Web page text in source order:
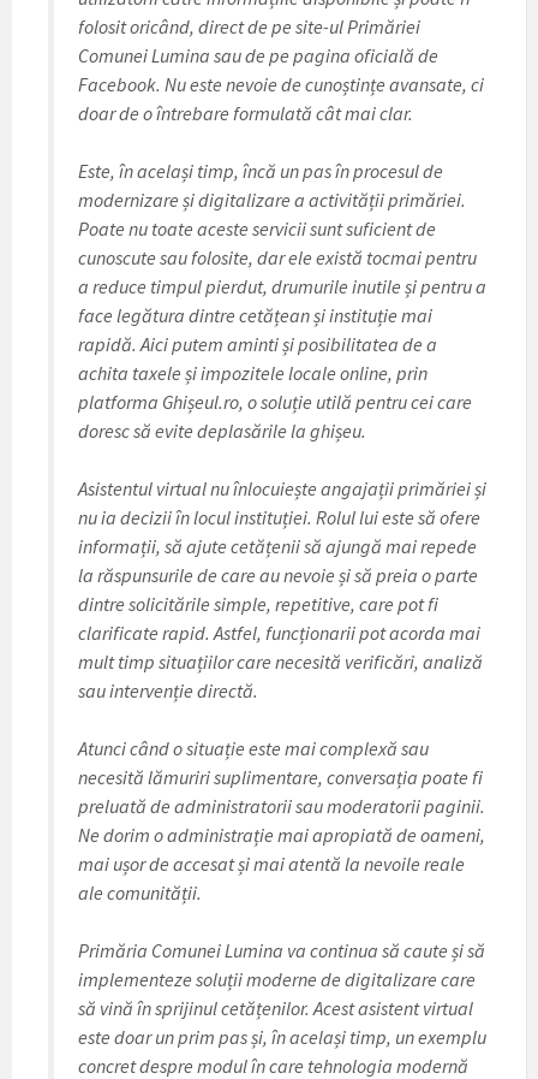
folosit oricând, direct de pe site-ul Primăriei
Comunei Lumina sau de pe pagina oficială de
Facebook. Nu este nevoie de cunoștințe avansate, ci
doar de o întrebare formulată cât mai clar.
Este, în același timp, încă un pas în procesul de
modernizare și digitalizare a activității primăriei.
Poate nu toate aceste servicii sunt suficient de
cunoscute sau folosite, dar ele există tocmai pentru
a reduce timpul pierdut, drumurile inutile și pentru a
face legătura dintre cetățean și instituție mai
rapidă. Aici putem aminti și posibilitatea de a
achita taxele și impozitele locale online, prin
platforma Ghișeul.ro, o soluție utilă pentru cei care
doresc să evite deplasările la ghișeu.
Asistentul virtual nu înlocuiește angajații primăriei și
nu ia decizii în locul instituției. Rolul lui este să ofere
informații, să ajute cetățenii să ajungă mai repede
la răspunsurile de care au nevoie și să preia o parte
dintre solicitările simple, repetitive, care pot fi
clarificate rapid. Astfel, funcționarii pot acorda mai
mult timp situațiilor care necesită verificări, analiză
sau intervenție directă.
Atunci când o situație este mai complexă sau
necesită lămuriri suplimentare, conversația poate fi
preluată de administratorii sau moderatorii paginii.
Ne dorim o administrație mai apropiată de oameni,
mai ușor de accesat și mai atentă la nevoile reale
ale comunității.
Primăria Comunei Lumina va continua să caute și să
implementeze soluții moderne de digitalizare care
să vină în sprijinul cetățenilor. Acest asistent virtual
este doar un prim pas și, în același timp, un exemplu
concret despre modul în care tehnologia modernă